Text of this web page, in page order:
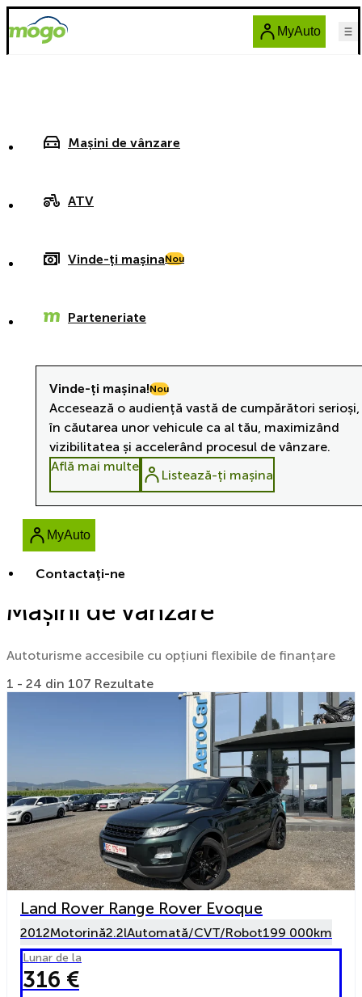
MyAuto
Mașini de vânzare
ATV
Vinde-ți mașinaNou
Parteneriate
Contactaţi-ne
Vinde-ți mașina!Nou
Accesează o audiență vastă de cumpărători
în căutarea unor vehicule ca al tău, maximizând
vizibilitatea și accelerând procesul de vânzare.
Află mai multe
Listează-ți mașina
MyAuto
Mașini de vânzare
Autoturisme accesibile cu opțiuni flexibile de finanțare
1 - 24 din 107 Rezultate
Land Rover Range Rover Evoque
2012Motorină2.2lAutomată/CVT/Robot199 000km
Lunar de la
316 €